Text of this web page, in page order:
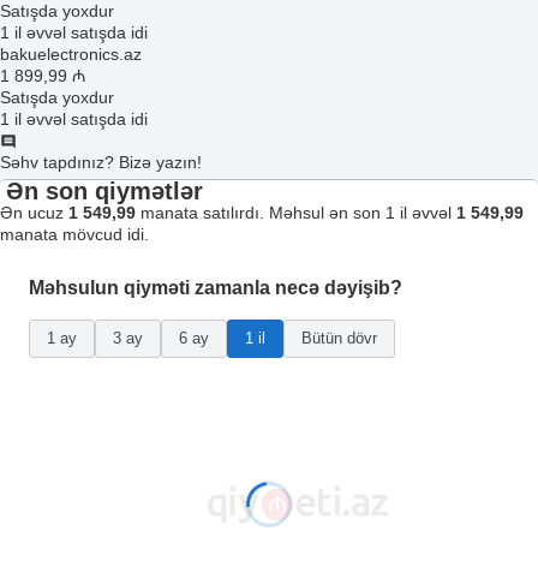
Satışda yoxdur
1 il əvvəl satışda idi
bakuelectronics.az
1 899 ,99 ₼
Satışda yoxdur
1 il əvvəl satışda idi
Səhv tapdınız? Bizə yazın!
Ən son qiymətlər
Ən ucuz 1 549,99 manata satılırdı. Məhsul ən son 1 il əvvəl 1 549,99
manata mövcud idi.
Məhsulun qiyməti zamanla necə dəyişib?
1 ay 3 ay 6 ay 1 il Bütün dövr